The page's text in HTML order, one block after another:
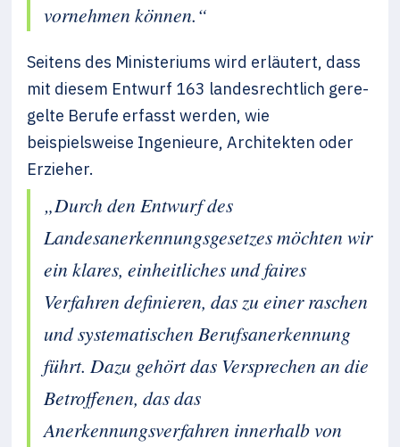
vornehmen können.“
Seitens des Ministeriums wird erläutert, dass
mit diesem Entwurf 163 landesrechtlich gere­
gelte Berufe erfasst werden, wie
beispielsweise Ingenieure, Architekten oder
Erzieher.
„Durch den Entwurf des
Landesanerkennungsgesetzes möchten wir
ein klares, einheitliches und faires
Verfahren definieren, das zu einer ra­schen
und systematischen Berufsanerkennung
führt. Dazu gehört das Versprechen an die
Betroffenen, das das
Anerkennungsverfahren in­nerhalb von